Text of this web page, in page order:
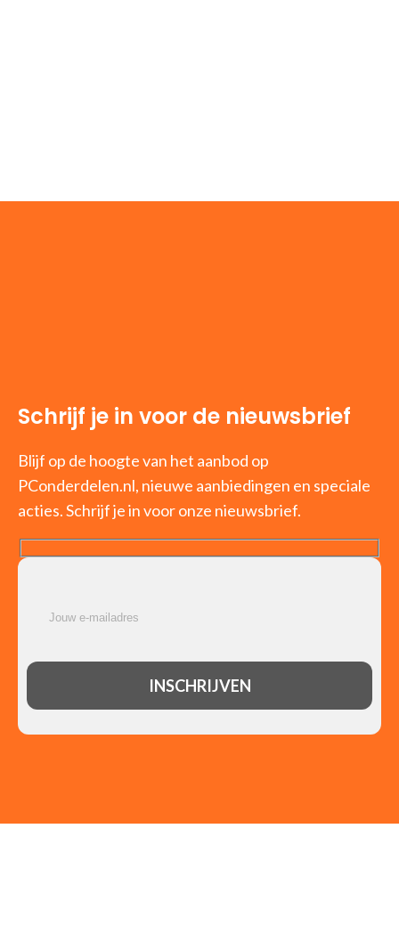
Schrijf je in voor de nieuwsbrief
Blijf op de hoogte van het aanbod op
PConderdelen.nl, nieuwe aanbiedingen en speciale
acties. Schrijf je in voor onze nieuwsbrief.